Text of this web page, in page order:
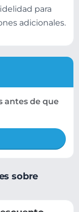
para
adicionales.
sobre
antes de que